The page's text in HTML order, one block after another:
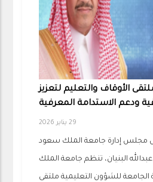
الأوقاف والتعليم لتعزيز
ودعم الاستدامة المعرفية
29 يناير 2026
مجلس إدارة جامعة الملك سعود
البنيان، تنظم جامعة الملك
للشؤون التعليمية ملتقى